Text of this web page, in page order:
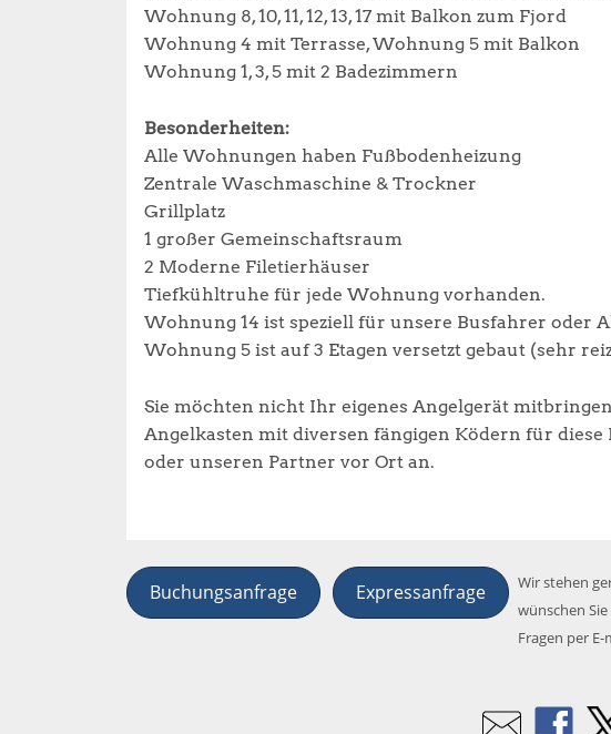
Wohnung 8, 10, 11, 12, 13, 17 mit Balkon zum Fjord
Wohnung 4 mit Terrasse, Wohnung 5 mit Balkon
Wohnung 1, 3, 5 mit 2 Badezimmern
Besonderheiten:
Alle Wohnungen haben Fußbodenheizung
Zentrale Waschmaschine & Trockner
Grillplatz
1 großer Gemeinschaftsraum
2 Moderne Filetierhäuser
Tiefkühltruhe für jede Wohnung vorhanden.
Wohnung 14 ist speziell für unsere Busfahrer oder
Wohnung 5 ist auf 3 Etagen versetzt gebaut (sehr
Sie möchten nicht Ihr eigenes Angelgerät
Angelkasten mit diversen fängigen Ködern für
oder unseren Partner vor Ort an.
Buchungsanfrage Expressanfrage
Wir stehen
wünschen
Fragen per E-